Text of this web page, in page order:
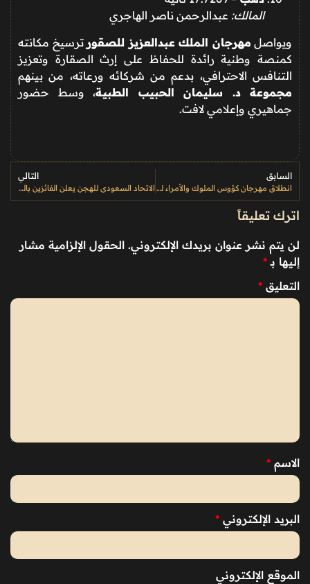
المالك: عبدالرحمن ناصر الهاجري
ويواصل مهرجان الملك عبدالعزيز للصقور ترسيخ مكانته
كمنصة وطنية رائدة للحفاظ على إرث الصقارة وتعزيز
التنافس الاحترافي، بدعم من شركائه ورعاته، من بينهم
مجموعة د. سليمان الحبيب الطبية، وسط حضور
جماهيري وإعلامي لافت.
السابق
انطلاق مهرجان كؤوس الملوك والأمراء لسباقات الخيل
التالي
الاتحاد السعودي للهجن يعلن الفائزين بالمراكز الأولى في جائزة الملك عبدالعزيز لسباقات الهجن – فئة الثنايا (عام)
اترك تعليقاً
لن يتم نشر عنوان بريدك الإلكتروني. الحقول الإلزامية مشار
إليها بـ *
التعليق *
الاسم *
البريد الإلكتروني *
الموقع الإلكتروني